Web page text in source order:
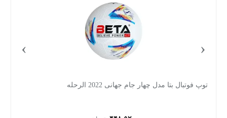
توپ فوتبال بتا مدل چهار جام جهانی 2022 الرحله
‹
›